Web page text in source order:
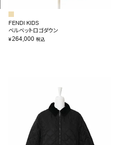
FENDI KIDS
ベルベットロゴダウン
¥264,000 税込